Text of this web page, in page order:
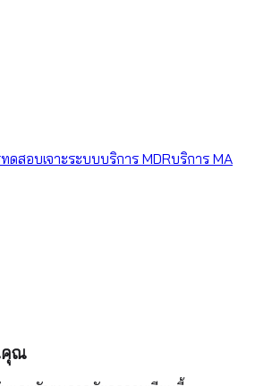
ดสอบเจาะระบบบริการ MDRบริการ MA
คุณ